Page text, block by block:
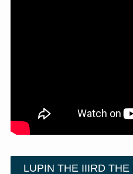
LUPIN THE IIIRD